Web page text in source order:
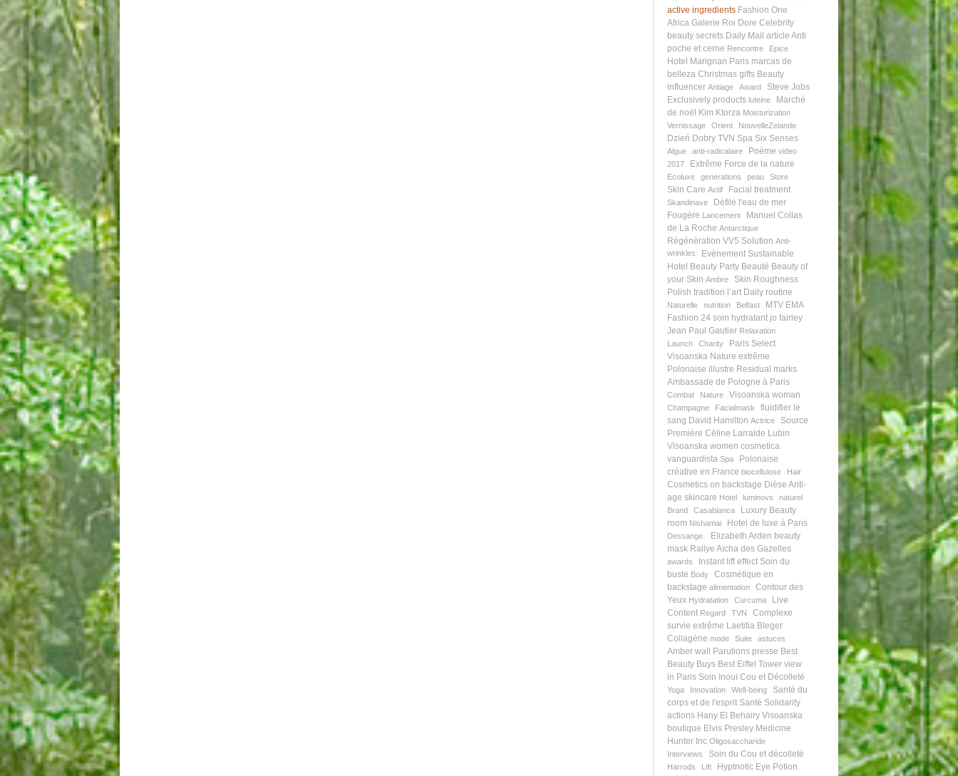
active ingredients Fashion One
Africa Galerie Roi Dore Celebrity
beauty secrets Daily Mail article Anti
poche et cerne Rencontre Epice
Hotel Marignan Paris marcas de
belleza Christmas gifts Beauty
influencer Antiage Award
Steve Jobs
Exclusively products luteine
Marché
de noël
Kim Ktorza Moisturization
Vernissage
Orient NouvelleZelande
Dzień Dobry TVN Spa Six Senses
Algue anti-radicalaire Poème video
2017
Extrême Force de la nature
Ecoluxe generations peau Store
Skin Care Actif Facial treatment
Skandinave Défilé l'eau de mer
Fougère Lancement
Manuel Collas
de La Roche Antarctique
Régénèration VV5 Solution Anti-
wrinkles Evènement Sustainable
Hotel
Beauty Party Beauté Beauty of
your Skin Ambre
Skin Roughness
Polish tradition l’art Daily routine
Naturelle nutrition Belfast
MTV EMA
Fashion 24 soin hydratant jo fairley
Jean Paul Gautier Relaxation
Launch
Charity
Paris Select
Visoanska Nature extrême
Polonaise illustre Residual marks
Ambassade de Pologne à Paris
Combat Nature Visoanska woman
Champagne Facialmask
fluidifier le
sang David Hamilton Actrice
Source
Première Céline Larralde Lubin
Visoanska women cosmetica
vanguardista Spa
Polonaise
créative en France biocellulose Hair
Cosmetics on backstage Dièse Anti-
age skincare Hotel luminovs
naturel
Brand
Casablanca
Luxury Beauty
room Nishamai Hotel de luxe à Paris
Dessange. Elizabeth Arden beauty
mask Rallye Aïcha des Gazelles
awards Instant lift effect Soin du
buste Body
Cosmétique en
backstage alimentation
Contour des
Yeux Hydratation Curcuma
Live
Content Regard TVN
Complexe
survie extrême Laetitia Bleger
Collagène mode Suite astuces
Amber wall Parutions presse Best
Beauty Buys Best Eiffel Tower view
in Paris Soin Inouï Cou et Décolleté
Yoga Innovation Well-being
Santé du
corps et de l'esprit Santé Solidarity
actions Hany El Behairy Visoanska
boutique Elvis Presley Medicine
Hunter Inc Oligosaccharide
Interviews
Soin du Cou et décolleté
Harrods Lift
Hyptnotic Eye Potion